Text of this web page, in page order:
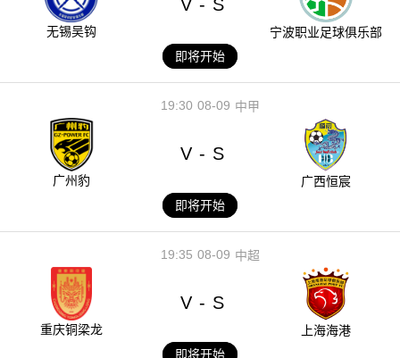
无锡吴钩
V - S
宁波职业足球俱乐部
即将开始
08-09
19:30 中甲
广州豹
V - S
广西恒宸
即将开始
08-09
19:35 中超
重庆铜梁龙
V - S
上海海港
即将开始